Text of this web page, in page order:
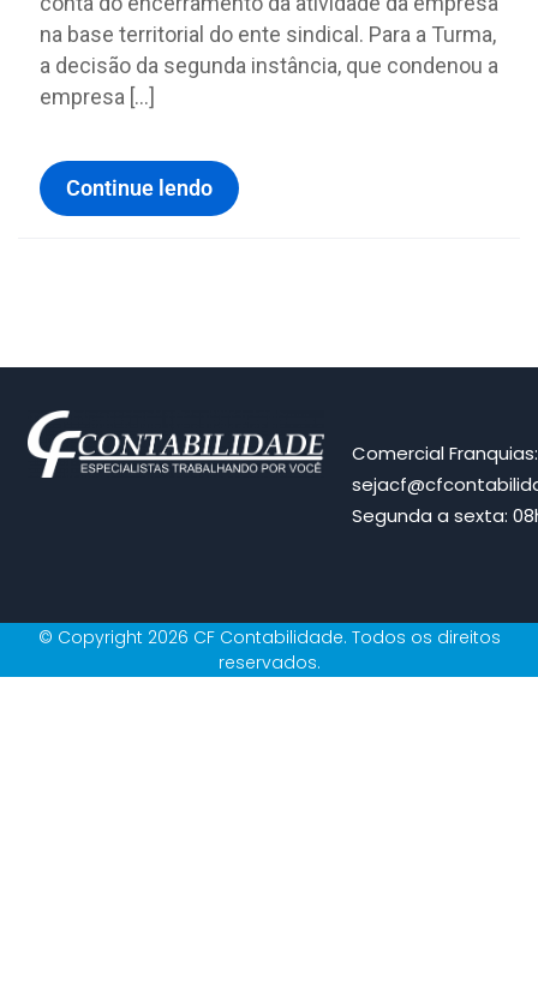
na base territorial do ente sindical. Para a Turma,
a decisão da segunda instância, que condenou a
empresa […]
Continue lendo
Comercial
Segunda a sexta:
© Copyright 2026 CF Contabilidade. Todos os direitos
reservados.